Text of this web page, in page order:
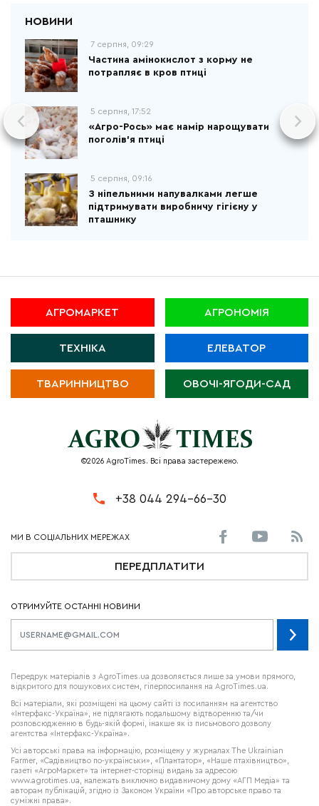
7 серпня, 09:29
Частина амінокислот з корму не
потрапляє в кров птиці
5 серпня, 17:52
«Агро-Рось» має намір нарощувати
поголів'я птиці
5 серпня, 09:16
З ніпельними напувалками легше
підтримувати виробничу гігієну у
пташнику
АГРОМАРКЕТ АГРОНОМІЯ
ТЕХНІКА ЕЛЕВАТОР
ТВАРИННИЦТВО ОВОЧІ-ЯГОДИ-САД
©2026 AgroTimes. Всі права застережено.
+38 044 294-66-30
ПЕРЕДПЛАТИТИ
ОТРИМУЙТЕ ОСТАННІ НОВИНИ
Передрук матеріалів з AgroTimes.ua дозволяється лише за умови прямого,
відкритого для пошукових систем, гіперпосилання на AgroTimes.ua.
Всі матеріали, які розміщені на цьому сайті із посиланням на агентство
«Інтерфакс-Україна», не підлягають подальшому відтворенню та/чи
розповсюдженню в будь-якій формі, інакше як із письмового дозволу
агентства «Інтерфакс-Україна».
Усі авторські права на інформацію, розміщену у журналах The Ukrainian
Farmer, «Садівництво по-українськи», «Плантатор», «Наше птахівництво»,
газеті «АгроМаркет» та інтернет-сторінці видань за адресою
www.agrotimes.ua, належать виключно видавничому дому «АГП Медіа» та
авторам публікацій, згідно із Законом України «Про авторське право та
суміжні права».